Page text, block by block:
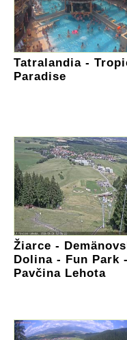
Tatralandia -
Paradise
Žiarce -
Dolina - Fun Park -
Pavčina Lehota